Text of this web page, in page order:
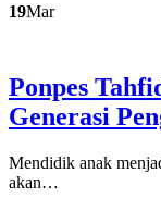
19Mar
Ponpes
Generasi
Mendidik anak
akan…